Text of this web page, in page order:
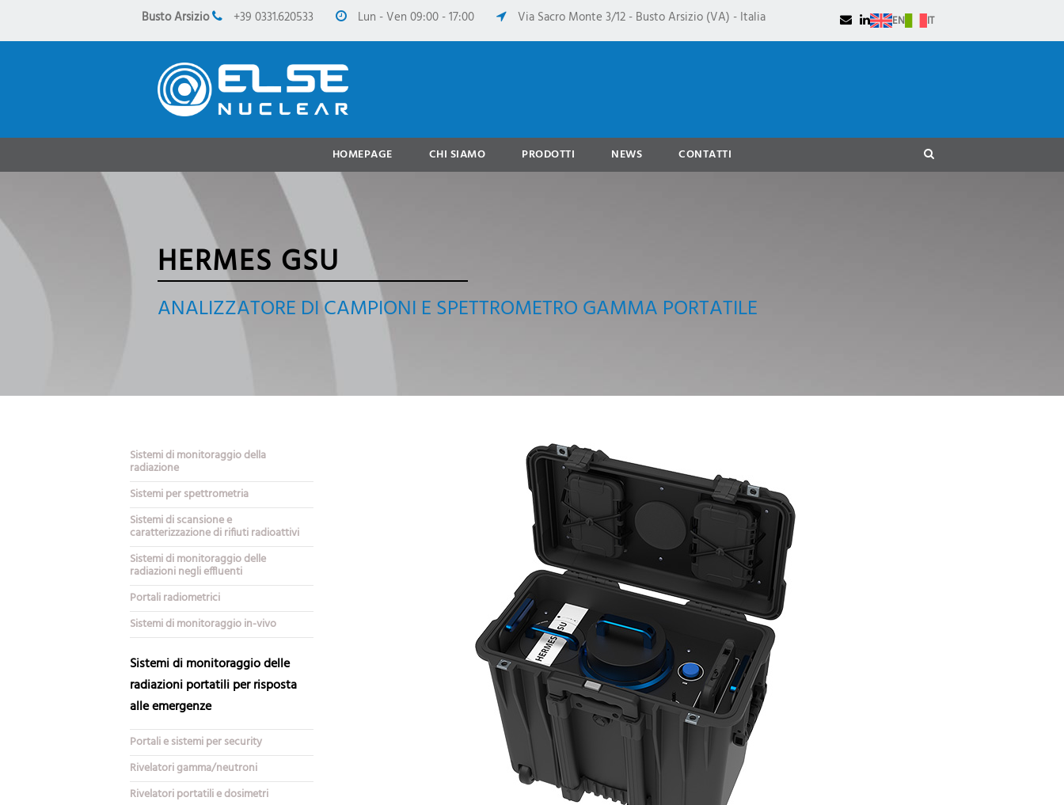
Busto Arsizio +39 0331.620533 Lun - Ven 09:00 - 17:00 Via Sacro Monte 3/12 - Busto Arsizio (VA) - Italia EN IT
HOMEPAGE CHI SIAMO PRODOTTI NEWS CONTATTI
HERMES GSU
ANALIZZATORE DI CAMPIONI E SPETTROMETRO GAMMA PORTATILE
Sistemi di monitoraggio della
radiazione
Sistemi per spettrometria
Sistemi di scansione e
caratterizzazione di rifiuti radioattivi
Sistemi di monitoraggio delle
radiazioni negli effluenti
Portali radiometrici
Sistemi di monitoraggio in-vivo
Sistemi di monitoraggio delle
radiazioni portatili per risposta
alle emergenze
Portali e sistemi per security
Rivelatori gamma/neutroni
Rivelatori portatili e dosimetri